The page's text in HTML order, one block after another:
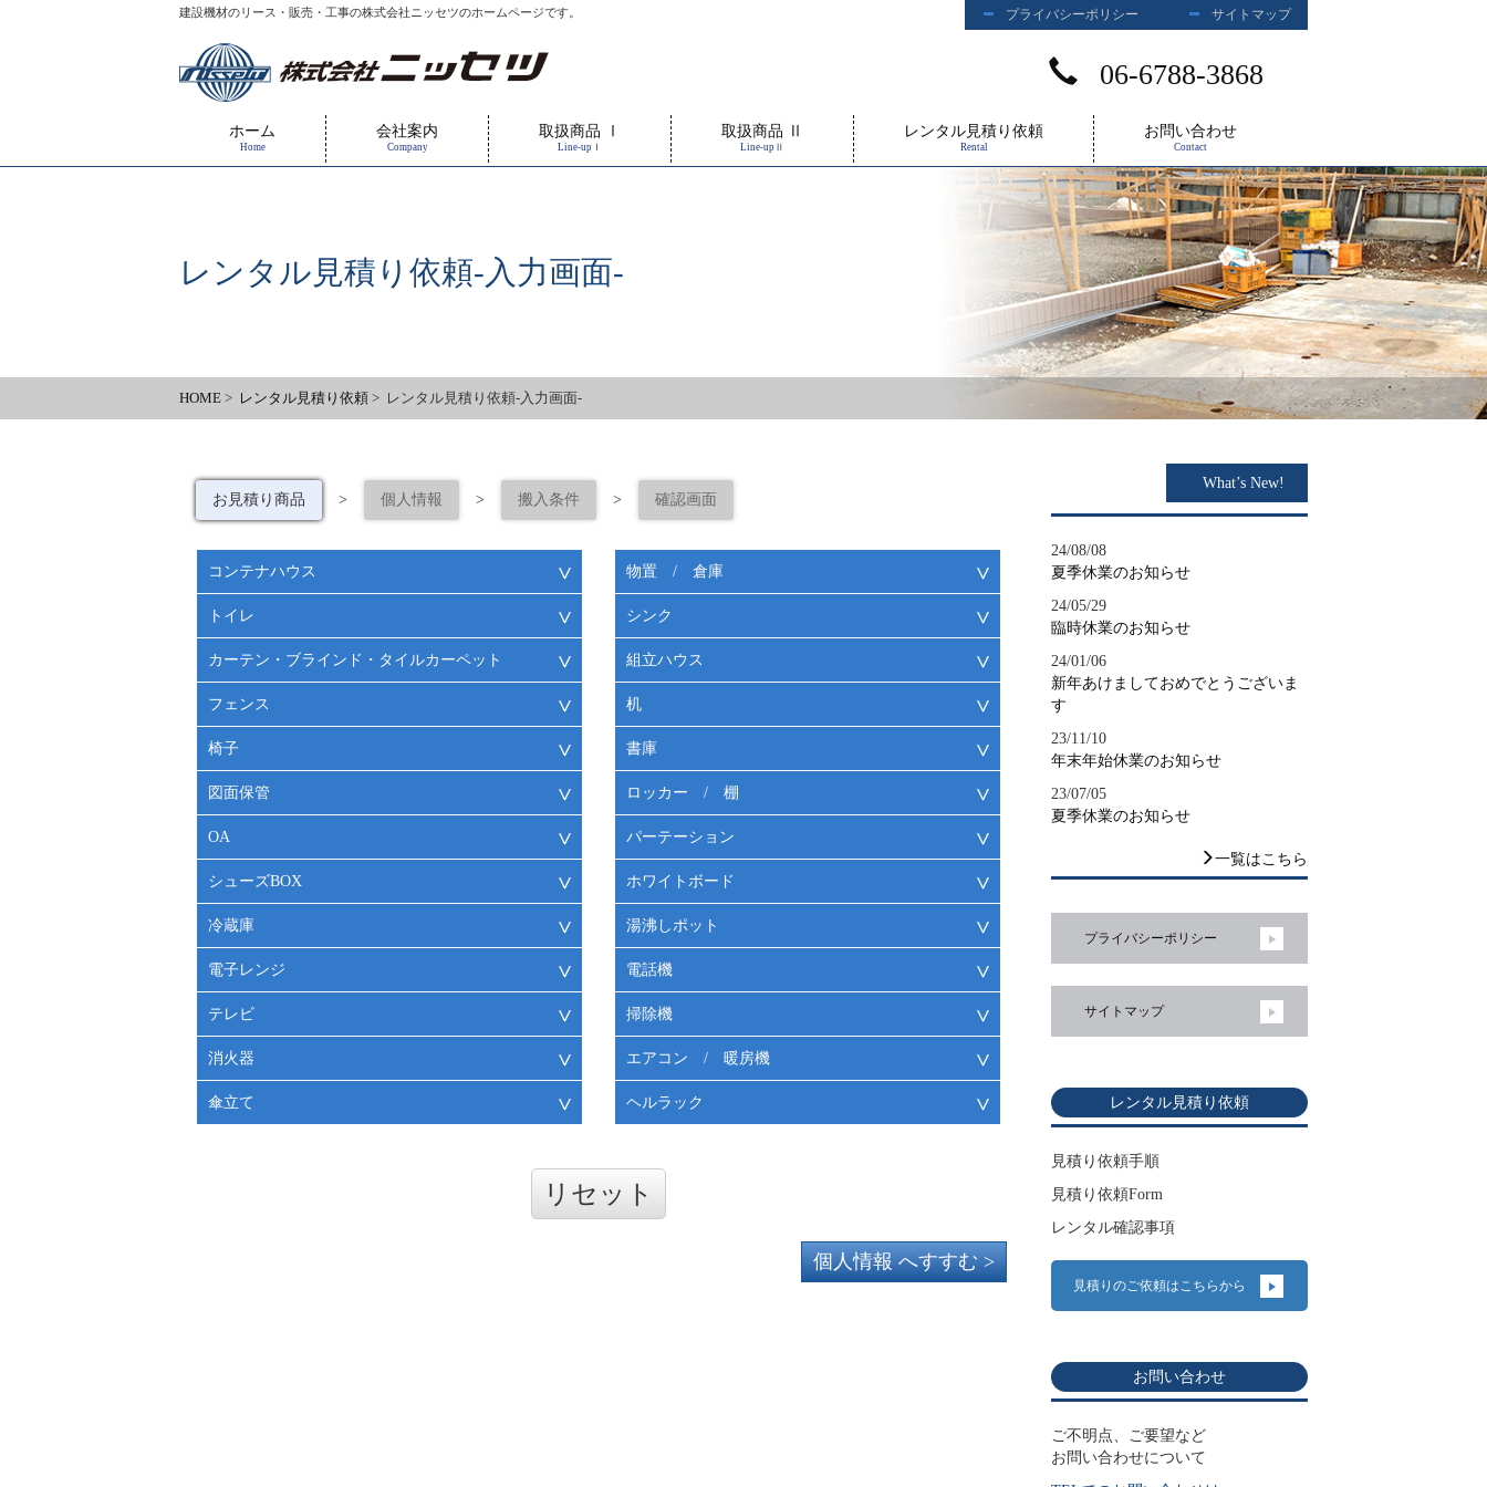
建設機材のリース・販売・工事の株式会社ニッセツのホームページです。 プライバシーポリシー サイトマップ
06-6788-3868
ホーム
Home
会社案内
Company
取扱商品 Ⅰ
Line-upⅠ
取扱商品 Ⅱ
Line-upⅡ
レンタル見積り依頼
Rental
お問い合わせ
Contact
レンタル見積り依頼-入力画面-
HOME > レンタル見積り依頼 > レンタル見積り依頼-入力画面-
お見積り商品 > 個人情報 > 搬入条件 > 確認画面
コンテナハウス 物置 / 倉庫
トイレ シンク
カーテン・ブラインド・タイルカーペット 組立ハウス
フェンス 机
椅子 書庫
図面保管 ロッカー / 棚
OA パーテーション
シューズBOX ホワイトボード
冷蔵庫 湯沸しポット
電子レンジ 電話機
テレビ 掃除機
消火器 エアコン / 暖房機
傘立て ヘルラック
リセット
個人情報 へすすむ >
What’s New!
24/08/08
夏季休業のお知らせ
24/05/29
臨時休業のお知らせ
24/01/06
新年あけましておめでとうございま
す
23/11/10
年末年始休業のお知らせ
23/07/05
夏季休業のお知らせ
一覧はこちら
プライバシーポリシー
サイトマップ
レンタル見積り依頼
見積り依頼手順
見積り依頼Form
レンタル確認事項
見積りのご依頼はこちらから
お問い合わせ
ご不明点、ご要望など
お問い合わせについて